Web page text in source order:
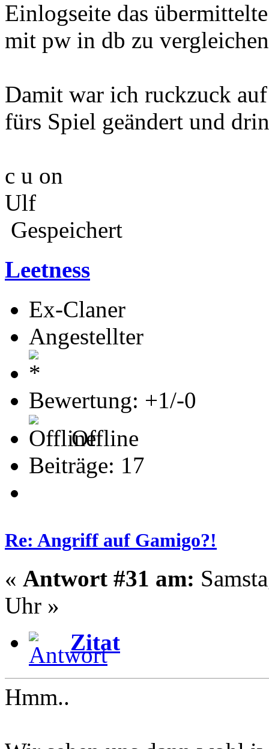
Einlogseite das
mit pw in db zu
Damit war ich ruckzuck
fürs Spiel geändert und
c u on
Ulf
Gespeichert
Leetness
Ex-Claner
Angestellter
Bewertung: +1/-0
Offline
Beiträge: 17
Re: Angriff auf Gamigo?!
« Antwort #31 am:
Uhr »
Zitat
Hmm..